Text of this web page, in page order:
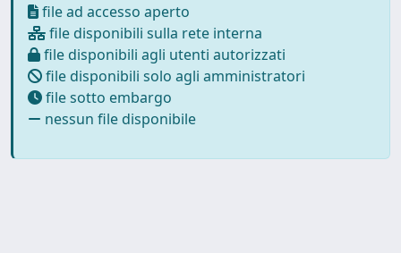
file ad accesso aperto
file disponibili sulla rete interna
file disponibili agli utenti autorizzati
file disponibili solo agli amministratori
file sotto embargo
nessun file disponibile